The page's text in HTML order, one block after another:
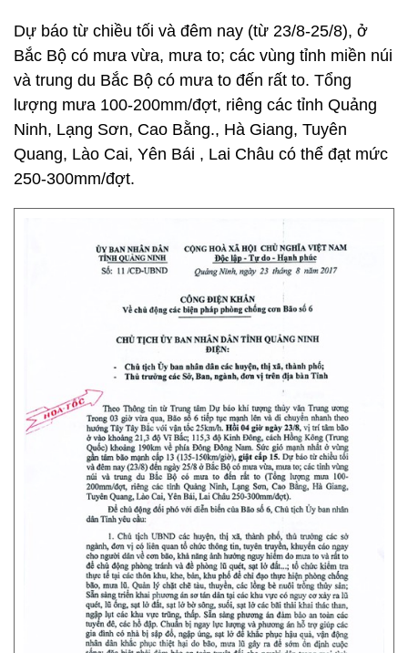
Dự báo từ chiều tối và đêm nay (từ 23/8-25/8), ở
Bắc Bộ có mưa vừa, mưa to; các vùng tỉnh miền núi
và trung du Bắc Bộ có mưa to đến rất to. Tổng
lượng mưa 100-200mm/đợt, riêng các tỉnh Quảng
Ninh, Lạng Sơn, Cao Bằng., Hà Giang, Tuyên
Quang, Lào Cai, Yên Bái , Lai Châu có thể đạt mức
250-300mm/đợt.